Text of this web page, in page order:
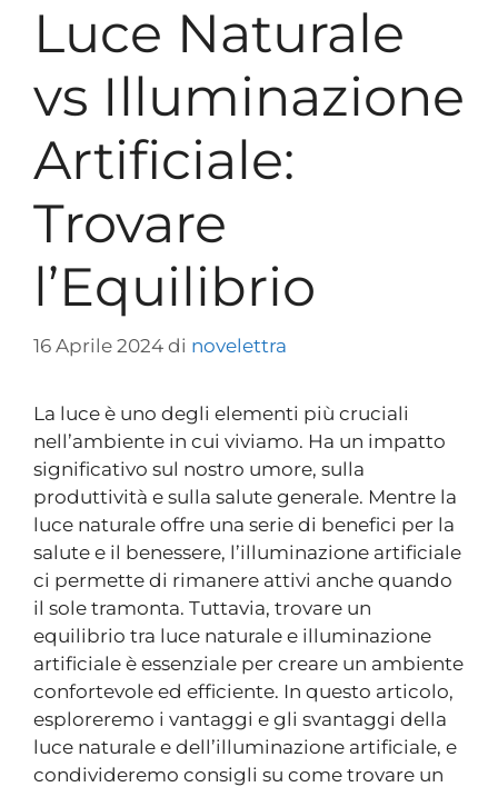
Luce Naturale
vs Illuminazione
Artificiale:
Trovare
l’Equilibrio
16 Aprile 2024 di novelettra
La luce è uno degli elementi più cruciali
nell’ambiente in cui viviamo. Ha un impatto
significativo sul nostro umore, sulla
produttività e sulla salute generale. Mentre la
luce naturale offre una serie di benefici per la
salute e il benessere, l’illuminazione artificiale
ci permette di rimanere attivi anche quando
il sole tramonta. Tuttavia, trovare un
equilibrio tra luce naturale e illuminazione
artificiale è essenziale per creare un ambiente
confortevole ed efficiente. In questo articolo,
esploreremo i vantaggi e gli svantaggi della
luce naturale e dell’illuminazione artificiale, e
condivideremo consigli su come trovare un